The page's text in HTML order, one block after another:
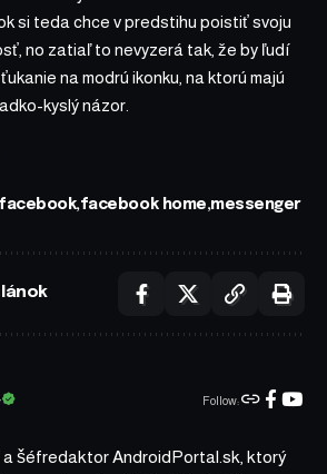
si teda chce v predstihu poistiť svoju
no zatiaľ to nevyzerá tak, že by ľudí
na modrú ikonku, na ktorú majú
kyslý názor.
facebook facebook home messenger
Follow:
šéfredaktor AndroidPortal.sk, ktorý